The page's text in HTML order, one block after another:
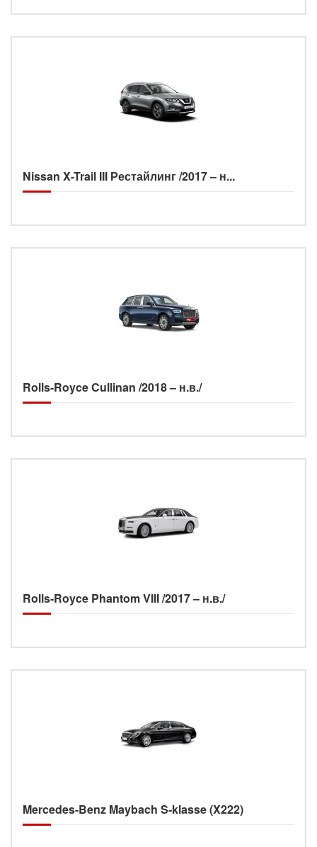
Nissan X-Trail III Рестайлинг /2017 – н...
Rolls-Royce Cullinan /2018 – н.в./
Rolls-Royce Phantom VIII /2017 – н.в./
Mercedes-Benz Maybach S-klasse (X222)